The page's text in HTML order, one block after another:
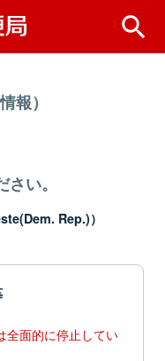
報）
い。
Rep.)）
全面的に停止してい